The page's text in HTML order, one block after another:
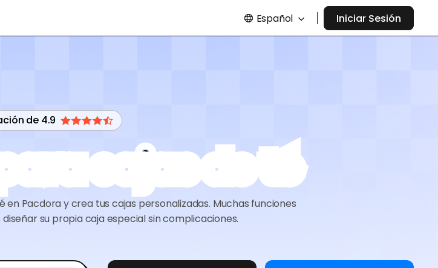
Español Iniciar Sesión
de 4.9
cajas de té
Pacdora y crea tus cajas personalizadas. Muchas funciones
su propia caja especial sin complicaciones.